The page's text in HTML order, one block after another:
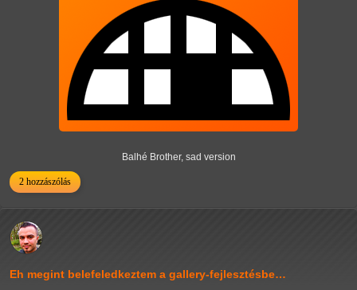
Balhé Brother, sad version
2 hozzászólás
Eh megint belefeledkeztem a gallery-fejlesztésbe…